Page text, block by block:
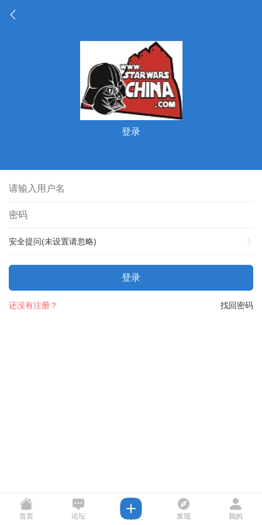
登录
安全提问(未设置请忽略)
登录
找回密码
还没有注册？
首页 论坛 发现 我的